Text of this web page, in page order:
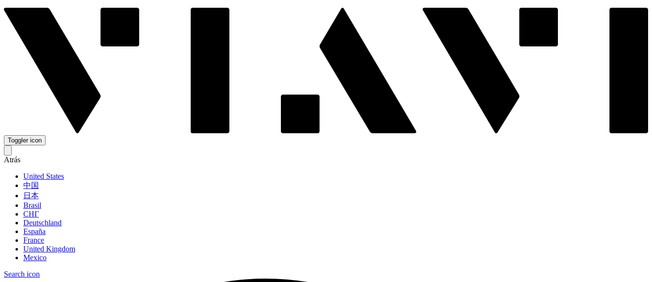
Toggler icon
Atrás
United States
中国
日本
Brasil
СНГ
Deutschland
España
France
United Kingdom
Mexico
Search icon